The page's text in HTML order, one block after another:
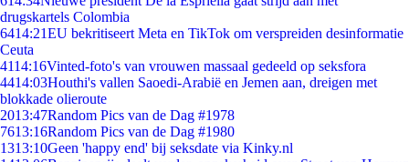
drugskartels Colombia
6414:21EU bekritiseert Meta en TikTok om verspreiden desinformatie
Ceuta
4114:16Vinted-foto's van vrouwen massaal gedeeld op seksfora
4414:03Houthi's vallen Saoedi-Arabië en Jemen aan, dreigen met
blokkade olieroute
2013:47Random Pics van de Dag #1978
7613:16Random Pics van de Dag #1980
1313:10Geen 'happy end' bij seksdate via Kinky.nl